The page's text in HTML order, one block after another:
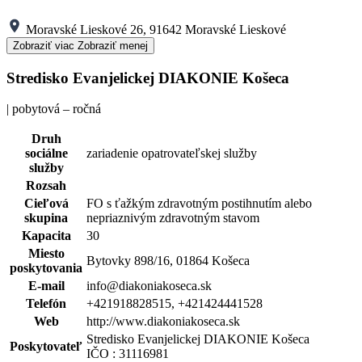
Moravské Lieskové 26, 91642 Moravské Lieskové
Zobraziť viac Zobraziť menej
Stredisko Evanjelickej DIAKONIE Košeca
| pobytová – ročná
Druh
sociálne
služby
zariadenie opatrovateľskej služby
Rozsah
Cieľová
skupina
FO s ťažkým zdravotným postihnutím alebo
nepriaznivým zdravotným stavom
Kapacita
30
Miesto
poskytovania
Bytovky 898/16, 01864 Košeca
E-mail
info@diakoniakoseca.sk
Telefón
+421918828515, +421424441528
Web
http://www.diakoniakoseca.sk
Poskytovateľ
Stredisko Evanjelickej DIAKONIE Košeca
IČO : 31116981